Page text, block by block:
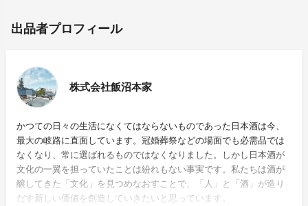
出品者プロフィール
株式会社飯沼本家
かつての日々の生活になくてはならないものであった日本酒は今、
最大の岐路に直面しています。冠婚葬祭などの場面でも必需品では
なくなり、常に選ばれるものではなくなりました。しかし日本酒が
文化の一翼を担っていたことは紛れもない事実です。私たちは酒が
醸してきた「文化」を見つめなおすことで、「人」と「酒」が造り
だす新しい価値を創造していきたいと思っています。